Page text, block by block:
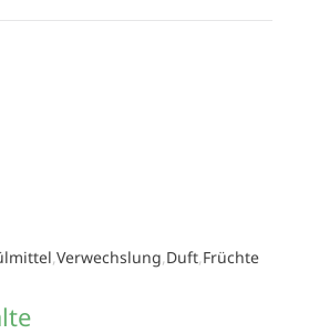
Verwechslung Duft Früchte